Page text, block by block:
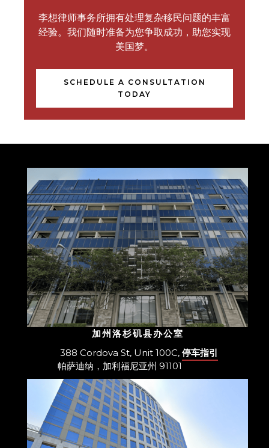
李想律师事务所拥有处理复杂移民问题的丰富
经验。我们随时准备为您争取成功，助您实现
美国梦。
SCHEDULE A CONSULTATION
TODAY
加州洛杉矶县办公室
388 Cordova St, Unit 100C,
帕萨迪纳，加利福尼亚州 91101
停车指引